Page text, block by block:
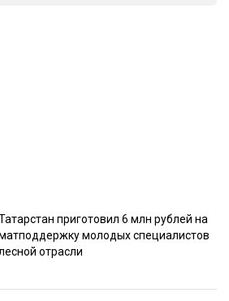
приготовил 6 млн рублей на
молодых специалистов
отрасли